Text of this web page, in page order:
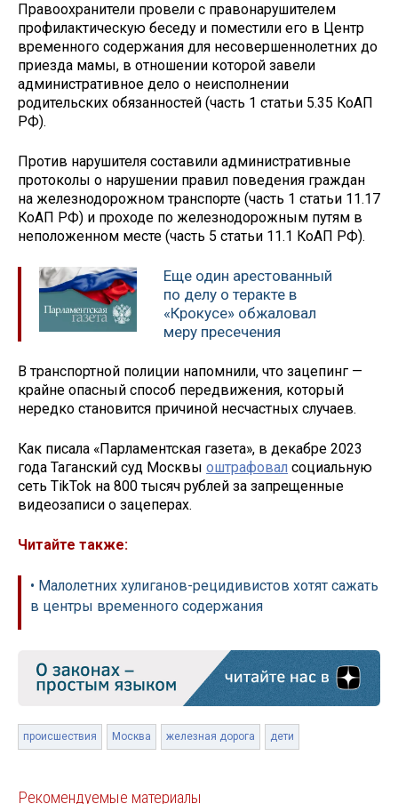
Правоохранители провели с правонарушителем
профилактическую беседу и поместили его в Центр
временного содержания для несовершеннолетних до
приезда мамы, в отношении которой завели
административное дело о неисполнении
родительских обязанностей (часть 1 статьи 5.35 КоАП
РФ).
Против нарушителя составили административные
протоколы о нарушении правил поведения граждан
на железнодорожном транспорте (часть 1 статьи 11.17
КоАП РФ) и проходе по железнодорожным путям в
неположенном месте (часть 5 статьи 11.1 КоАП РФ).
Еще один арестованный
по делу о теракте в
«Крокусе» обжаловал
меру пресечения
В транспортной полиции напомнили, что зацепинг —
крайне опасный способ передвижения, который
нередко становится причиной несчастных случаев.
Как писала «Парламентская газета», в декабре 2023
года Таганский суд Москвы оштрафовал социальную
сеть TikTok на 800 тысяч рублей за запрещенные
видеозаписи о зацеперах.
Читайте также:
• Малолетних хулиганов-рецидивистов хотят сажать
в центры временного содержания
происшествия Москва железная дорога дети
Рекомендуемые материалы